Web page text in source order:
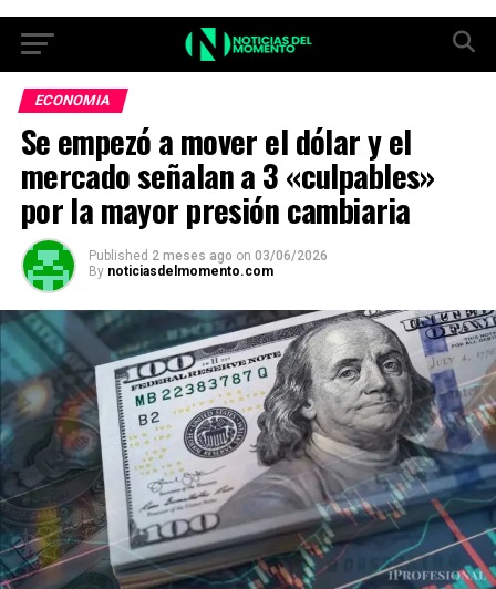
ECONOMIA
Se empezó a mover el dólar y el
mercado señalan a 3 «culpables»
por la mayor presión cambiaria
Published 2 meses ago on 03/06/2026
By noticiasdelmomento.com